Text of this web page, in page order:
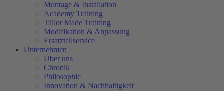
Montage & Installation
Academy Training
Tailor Made Training
Modifikation & Anpassung
Ersatzteilservice
Unternehmen
Über uns
Chronik
Philosophie
Innovation & Nachhaltigkeit